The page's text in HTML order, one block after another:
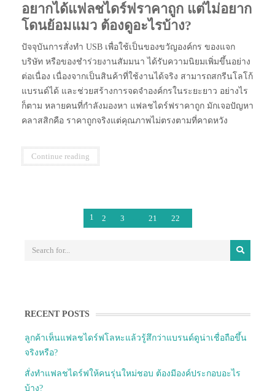
อยากได้แฟลชไดร์ฟราคาถูก แต่ไม่อยาก
โดนย้อมแมว ต้องดูอะไรบ้าง?
ปัจจุบันการสั่งทำ USB เพื่อใช้เป็นของขวัญองค์กร ของแจก
บริษัท หรือของชำร่วยงานสัมมนา ได้รับความนิยมเพิ่มขึ้นอย่าง
ต่อเนื่อง เนื่องจากเป็นสินค้าที่ใช้งานได้จริง สามารถสกรีนโลโก้
แบรนด์ได้ และช่วยสร้างการจดจำองค์กรในระยะยาว อย่างไร
ก็ตาม หลายคนที่กำลังมองหา แฟลชไดร์ฟราคาถูก มักเจอปัญหา
คลาสสิกคือ ราคาถูกจริงแต่คุณภาพไม่ตรงตามที่คาดหวัง
Continue reading
1 2 3 21 22
RECENT POSTS
ลูกค้าเห็นแฟลชไดร์ฟโลหะแล้วรู้สึกว่าแบรนด์ดูน่าเชื่อถือขึ้น
จริงหรือ?
สั่งทำแฟลชไดร์ฟให้คนรุ่นใหม่ชอบ ต้องมีองค์ประกอบอะไร
บ้าง?